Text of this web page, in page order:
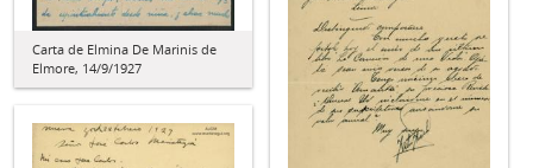
Carta de Elmina De Marinis de
Elmore, 14/9/1927